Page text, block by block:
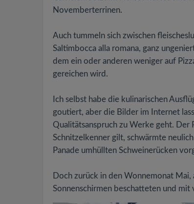
Novemberterrinen.
Auch tummeln sich zwischen
Saltimbocca alla romana, ganz
dem ein oder anderen weniger auf
gereichen wird.
Ich selbst habe die kulinarischen
goutiert, aber die Bilder im Internet
Qualitätsanspruch zu Werke geht. Der
Schnitzelkenner gilt, schwärmte
Panade umhüllten Schweinerücken
Doch zurück in den Wonnemonat
Sonnenschirmen beschatteten und mit